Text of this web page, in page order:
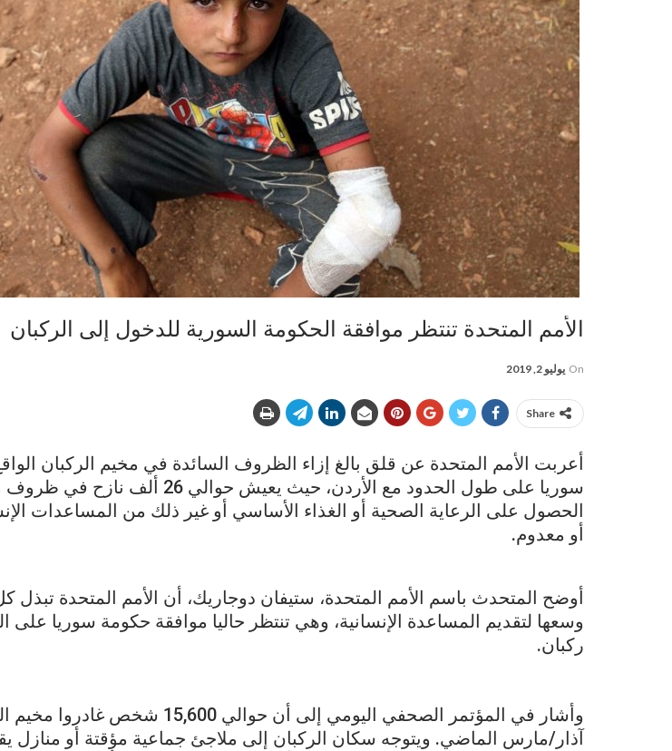
الأمم المتحدة تنتظر موافقة الحكومة السورية للدخول إلى الركبان
On يوليو 2, 2019
Share
أعربت الأمم المتحدة عن قلق بالغ إزاء الظروف السائدة في مخيم الركبان
سوريا على طول الحدود مع الأردن، حيث يعيش حوالي
الحصول على الرعاية الصحية أو الغذاء الأساسي أو غير ذلك من المساعدات
أو معدوم.
أوضح المتحدث باسم الأمم المتحدة، ستيفان دوجاريك، أن الأمم المتحدة تبذل
وسعها لتقديم المساعدة الإنسانية، وهي تنتظر حاليا موافقة حكومة سوريا على
ركبان.
وأشار في المؤتمر الصحفي اليومي إلى أن حوالي 15,600
آذار/مارس الماضي. ويتوجه سكان الركبان إلى ملاجئ جماعية مؤقتة أو منازل